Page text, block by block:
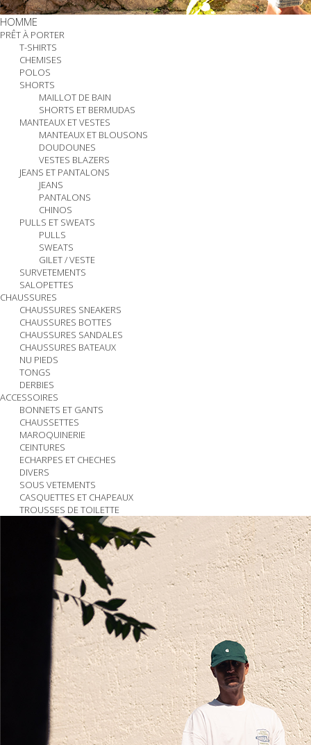
HOMME
PRÊT À PORTER
T-SHIRTS
CHEMISES
POLOS
SHORTS
MAILLOT DE BAIN
SHORTS ET BERMUDAS
MANTEAUX ET VESTES
MANTEAUX ET BLOUSONS
DOUDOUNES
VESTES BLAZERS
JEANS ET PANTALONS
JEANS
PANTALONS
CHINOS
PULLS ET SWEATS
PULLS
SWEATS
GILET / VESTE
SURVETEMENTS
SALOPETTES
CHAUSSURES
CHAUSSURES SNEAKERS
CHAUSSURES BOTTES
CHAUSSURES SANDALES
CHAUSSURES BATEAUX
NU PIEDS
TONGS
DERBIES
ACCESSOIRES
BONNETS ET GANTS
CHAUSSETTES
MAROQUINERIE
CEINTURES
ECHARPES ET CHECHES
DIVERS
SOUS VETEMENTS
CASQUETTES ET CHAPEAUX
TROUSSES DE TOILETTE